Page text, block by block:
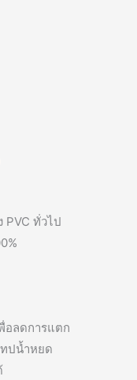
PVC ทั่วไป
อลดการแตก
ทปน้ำหยด